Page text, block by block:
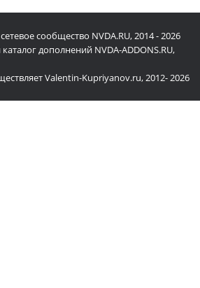
сообщество NVDA.RU, 2014 - 2026
дополнений NVDA-ADDONS.RU,
Valentin-Kupriyanov.ru, 2012- 2026